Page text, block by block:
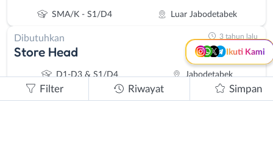
SMA/K - S1/D4 Luar Jabodetabek
Dibutuhkan
Store Head
D1-D3 & S1/D4 Jabodetabek
3 tahun lalu
Dibutuhkan 3 tahun lalu
Ikuti Kami
Filter Riwayat Simpan